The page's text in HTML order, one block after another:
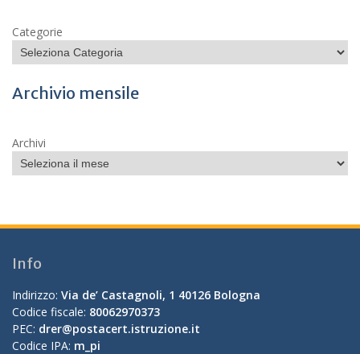
Categorie
Archivio mensile
Archivi
Info
Indirizzo: Via de’ Castagnoli, 1 40126 Bologna
Codice fiscale: 80062970373
PEC: drer@postacert.istruzione.it
Codice IPA: m_pi